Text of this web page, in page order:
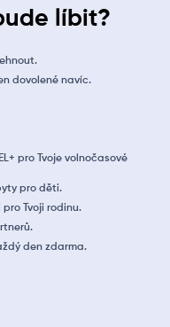
líbit?
dovolené navíc.
pro Tvoje volnočasové
pro děti.
Tvoji rodinu.
den zdarma.